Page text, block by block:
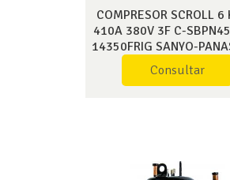
COMPRESOR SCROLL 6
410A 380V 3F C-
14350FRIG SANYO-
Consultar